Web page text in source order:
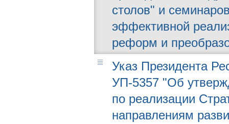
столов" и
эффективной
реформ и
Указ Президента
УП-5357 "Об
по реализации
направлениям